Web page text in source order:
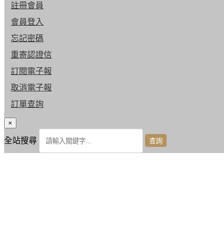
註冊會員
會員登入
忘記密碼
重寄認證信
訂閱電子報
取消電子報
訂單查詢
×
全站搜尋